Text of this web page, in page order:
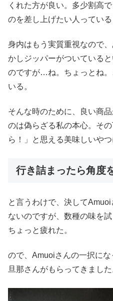
くれた方が良い。多少割高
のを差し上げたい人ってい
身内はもう実質重視なので
かしジッパーがついている
のですが…ね。ちょっとね
いる。
そんな時のために、良い商
のは偽らざる私の本心。そ
ら！」と思える美味しいや
行き詰まったら角度
と言うわけで、決して
ないのですが、数種の味を
ちょっと疲れた。
ので、Amuoiさんの一択にな
旦那さんがもらってきました